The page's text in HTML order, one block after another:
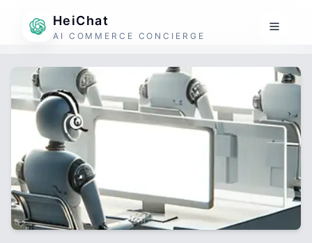
HeiChat
AI COMMERCE CONCIERGE